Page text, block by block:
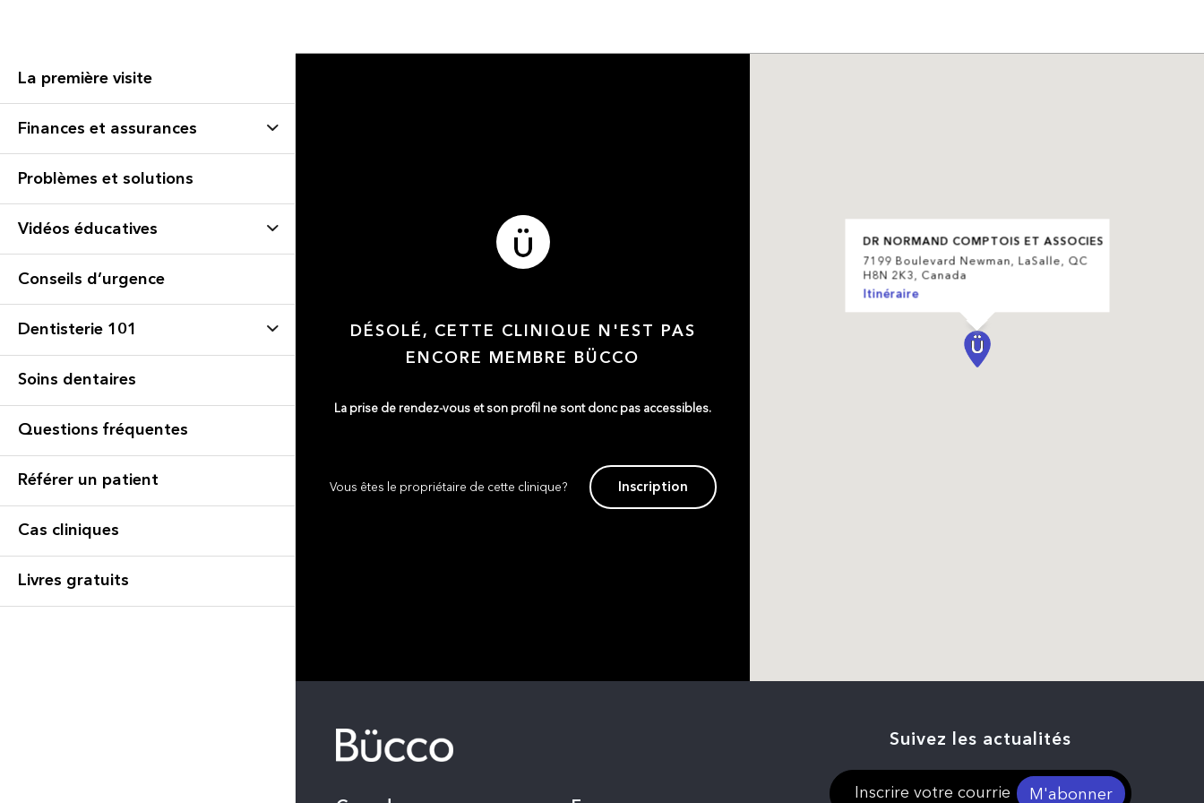
La première visite
Finances et assurances
Problèmes et solutions
Vidéos éducatives
Conseils d’urgence
Dentisterie 101
Soins dentaires
Questions fréquentes
Référer un patient
Cas cliniques
Livres gratuits
DÉSOLÉ, CETTE CLINIQUE N'EST PAS
ENCORE MEMBRE BÜCCO
La prise de rendez-vous et son profil ne sont donc pas accessibles.
Vous êtes le propriétaire de cette clinique? Inscription
DR NORMAND COMPTOIS ET ASSOCIES
7199 Boulevard Newman, LaSalle, QC
H8N 2K3, Canada
Itinéraire
Suivez les actualités
M'abonner